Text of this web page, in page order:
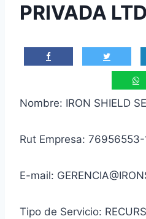
PRIVADA
Nombre: IRON SHIELD
Rut Empresa: 76956553-
E-mail:
Tipo de Servicio: